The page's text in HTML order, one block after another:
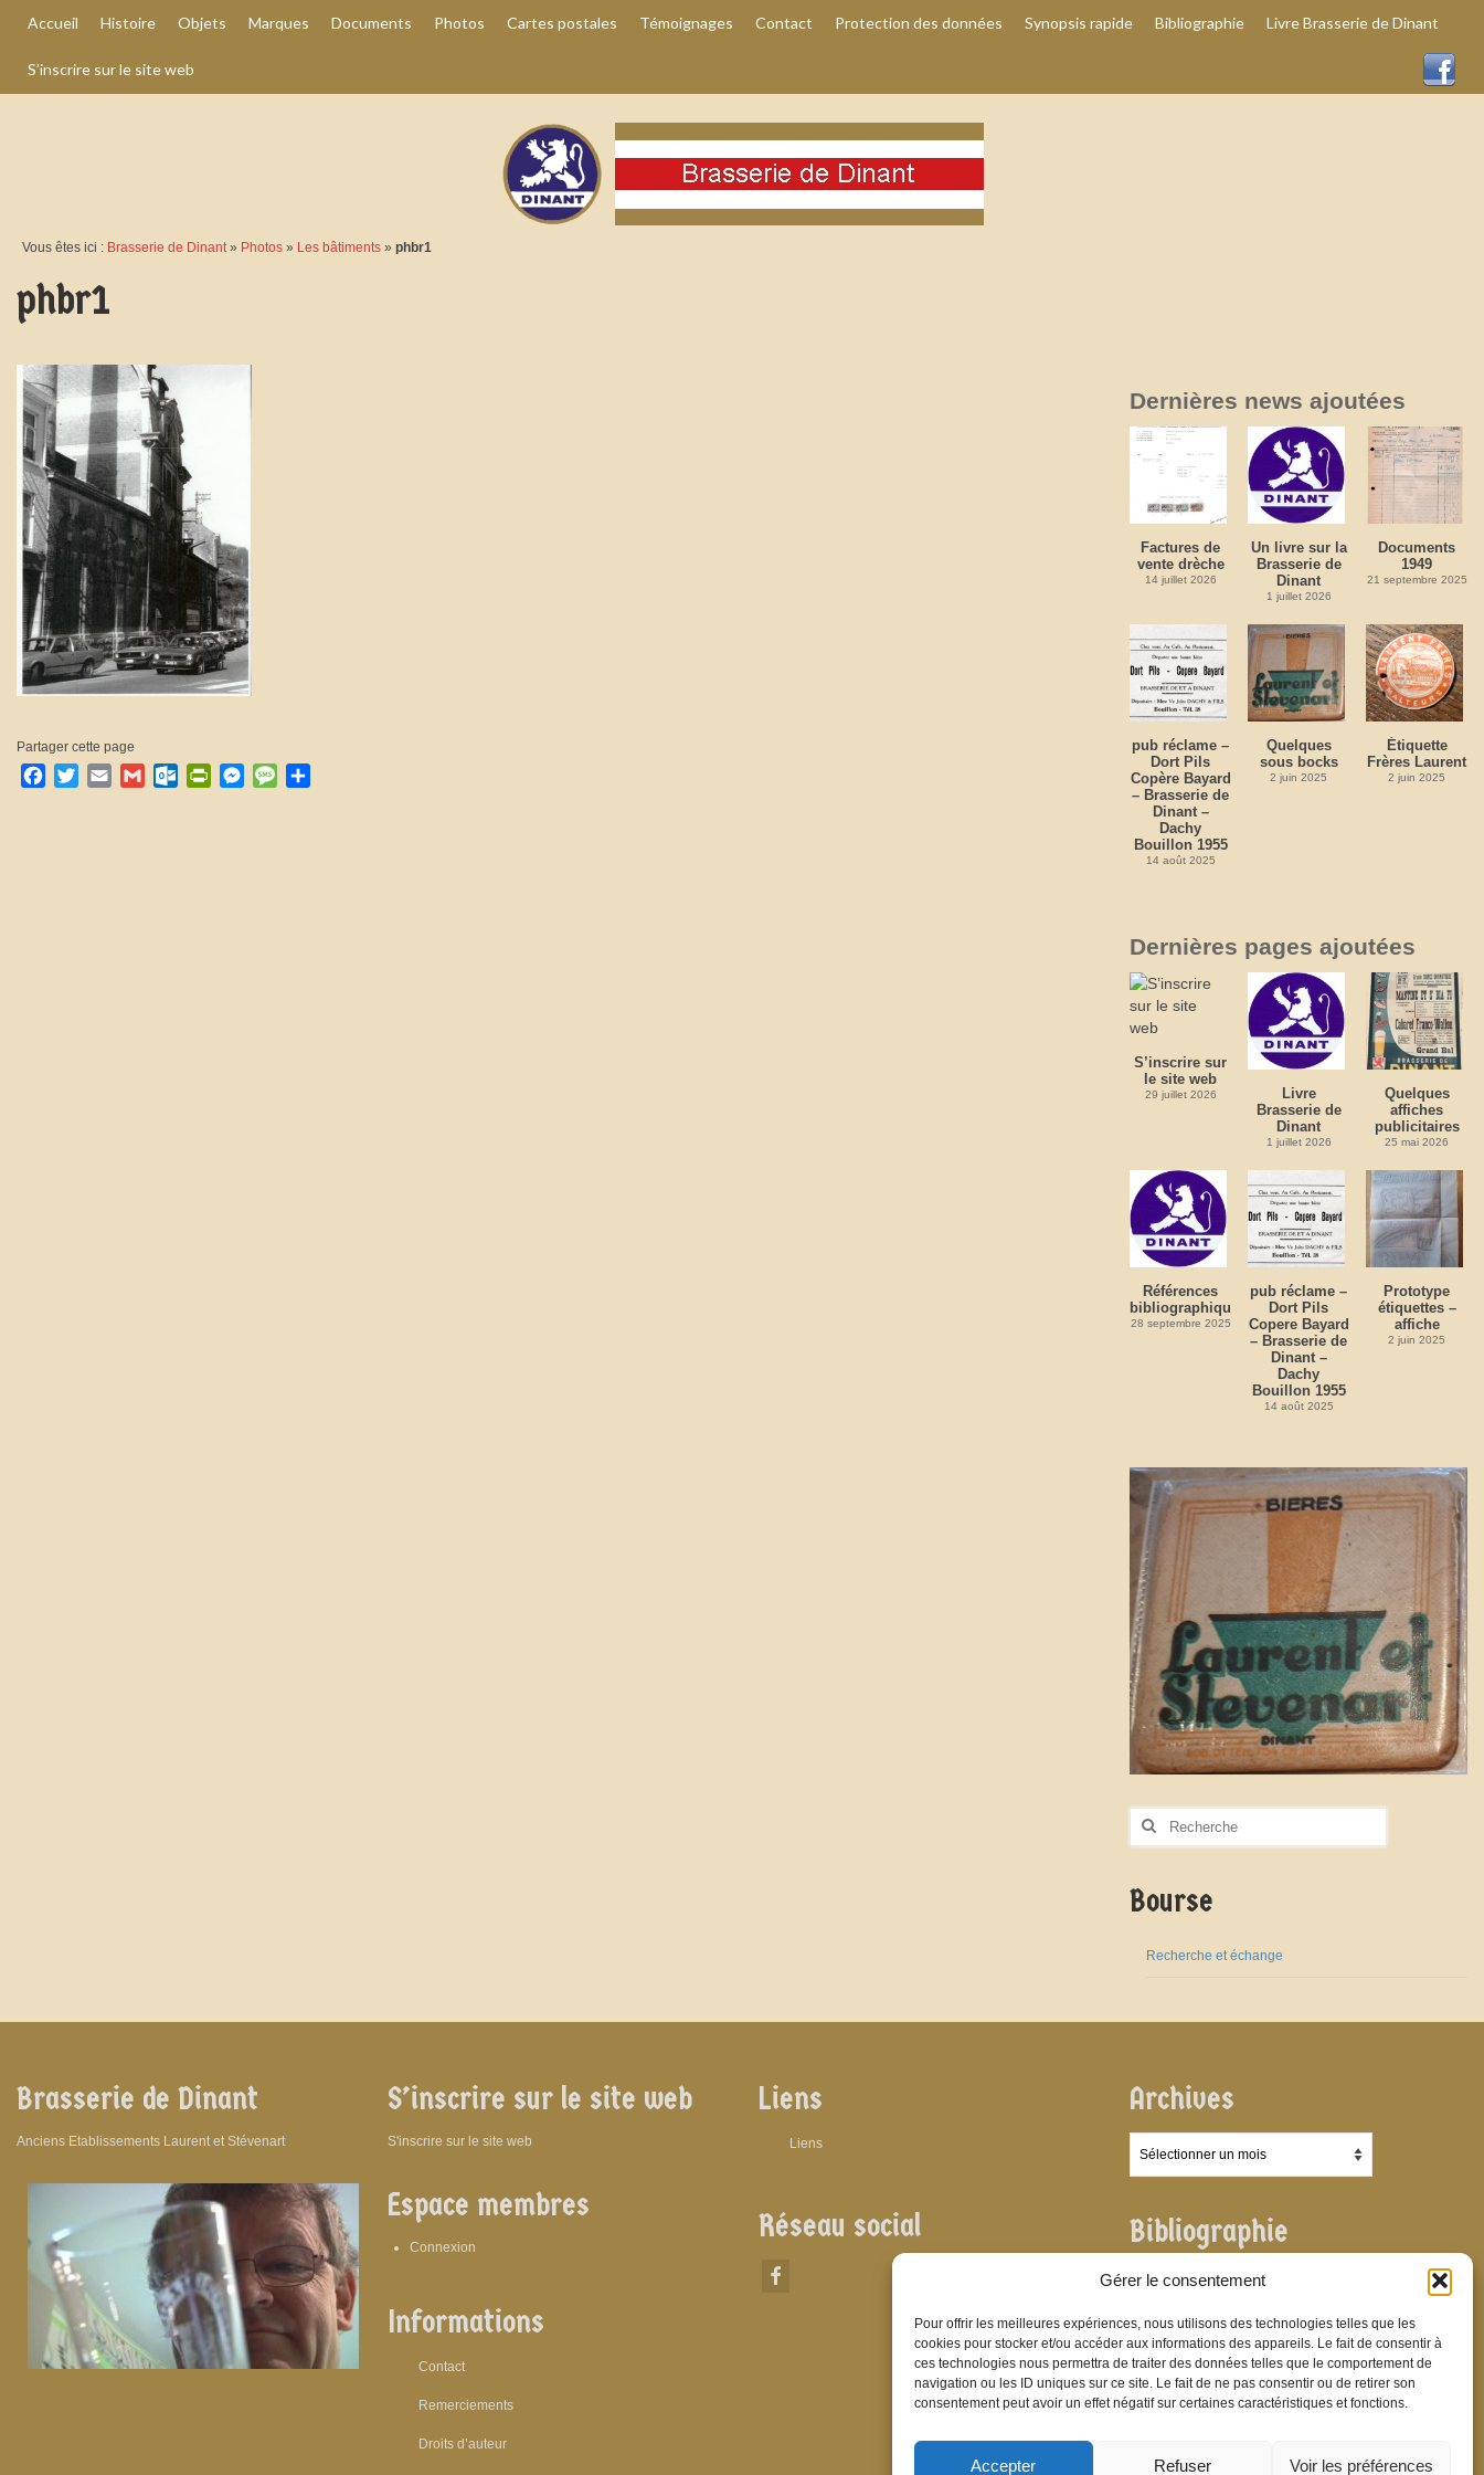
Gérer le consentement
Pour offrir les meilleures expériences, nous utilisons des technologies telles que les
cookies pour stocker et/ou accéder aux informations des appareils. Le fait de consentir à
ces technologies nous permettra de traiter des données telles que le comportement de
navigation ou les ID uniques sur ce site. Le fait de ne pas consentir ou de retirer son
consentement peut avoir un effet négatif sur certaines caractéristiques et fonctions.
Accepter Refuser Voir les préférences
Accueil Histoire Objets Marques Documents Photos Cartes postales Témoignages Contact Protection des données Synopsis rapide Bibliographie Livre Brasserie de Dinant
S’inscrire sur le site web
Vous êtes ici : Brasserie de Dinant» Photos » Les bâtiments » phbr1
phbr1
Partager cette page
Facebook
TwitterEmail GmailOutlook.com
PrintFriendly
Messenger
Message
Dernières news ajoutées
Factures de
vente drèche
14 juillet 2026
Un livre sur la
Brasserie de
Dinant
1 juillet 2026
Documents
1949
21 septembre 2025
pub réclame –
Dort Pils
Copère Bayard
– Brasserie de
Dinant –
Dachy
Bouillon 1955
14 août 2025
Quelques
sous bocks
2 juin 2025
Étiquette
Frères Laurent
2 juin 2025
Dernières pages ajoutées
S’inscrire sur
le site web
29 juillet 2026
Livre
Brasserie de
Dinant
1 juillet 2026
Quelques
affiches
publicitaires
25 mai 2026
Références
bibliographiques
28 septembre 2025
pub réclame –
Dort Pils
Copere Bayard
– Brasserie de
Dinant –
Dachy
Bouillon 1955
14 août 2025
Prototype
étiquettes –
affiche
2 juin 2025
Rechercher
Bourse
Recherche et échange
Brasserie de Dinant
Anciens Etablissements Laurent et Stévenart
S’inscrire sur le site web
S'inscrire sur le site web
Espace membres
Connexion
Informations
Contact
Remerciements
Droits d’auteur
Liens
Liens
Réseau social
Archives
Bibliographie
Bibliographie